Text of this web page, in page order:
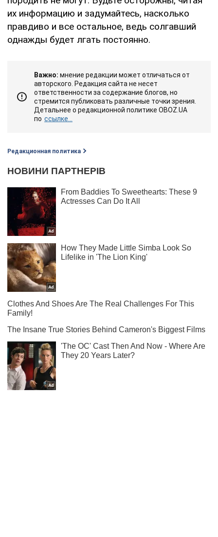
их информацию и задумайтесь, насколько
правдиво и все остальное, ведь солгавший
однажды будет лгать постоянно.
Важно: мнение редакции может отличаться от
авторского. Редакция сайта не несет
ответственности за содержание блогов, но
стремится публиковать различные точки зрения.
Детальнее о редакционной политике OBOZ.UA
по ссылке...
Редакционная политика